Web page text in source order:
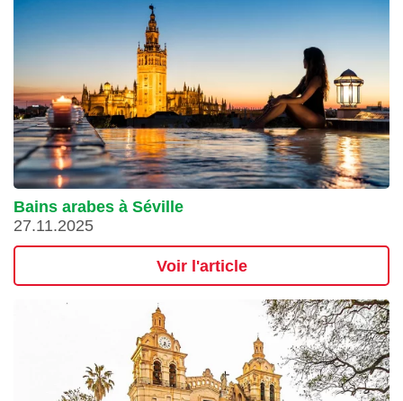
Bains arabes à Séville
27.11.2025
Voir l'article